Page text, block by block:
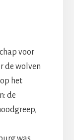
voor
de wolven
het
de